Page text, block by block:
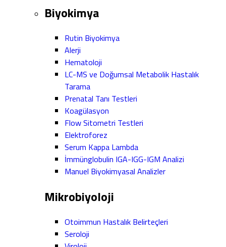
Biyokimya
Rutin Biyokimya
Alerji
Hematoloji
LC-MS ve Doğumsal Metabolik Hastalık
Tarama
Prenatal Tanı Testleri
Koagülasyon
Flow Sitometri Testleri
Elektroforez
Serum Kappa Lambda
İmmünglobulin IGA-IGG-IGM Analizi
Manuel Biyokimyasal Analizler
Mikrobiyoloji
Otoimmun Hastalık Belirteçleri
Seroloji